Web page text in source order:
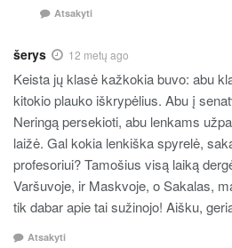
Atsakyti
šerys 12 metų ago
Keista jų klasė kažkokia buvo: abu
kitokio plauko iškrypėlius. Abu į
Neringą persekioti, abu lenkams
laižė. Gal kokia lenkiška spyrelė,
profesoriui? Tamošius visą laiką
Varšuvoje, ir Maskvoje, o Sakalas,
tik dabar apie tai sužinojo! Aišku,
Atsakyti